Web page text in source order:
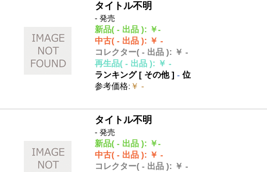
タイトル不明
- 発売
新品( - 出品 ): ￥-
中古( - 出品 ): ￥ -
コレクター( - 出品 ): ￥ -
再生品( - 出品 ): ￥ -
ランキング [ その他]- 位
参考価格: ￥ -
タイトル不明
- 発売
新品( - 出品 ): ￥-
中古( - 出品 ): ￥ -
コレクター( - 出品 ): ￥ -